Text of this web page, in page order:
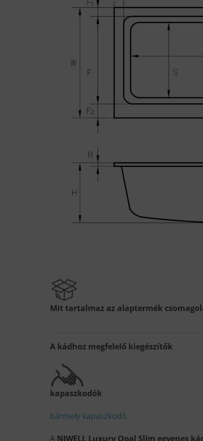
Mit tartalmaz az alaptermék
A kádhoz megfelelő kiegészítők
kapaszkodók
bármely kapaszkodó
A NIWELL Luxury Opal Slim egyenes